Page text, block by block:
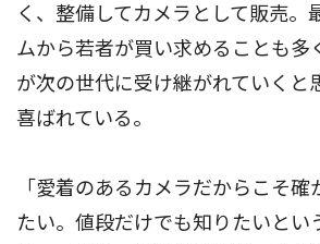
く、整備してカメラとして販売。
ムから若者が買い求めることも多
が次の世代に受け継がれていくと
喜ばれている。
「愛着のあるカメラだからこそ
たい。値段だけでも知りたいとい